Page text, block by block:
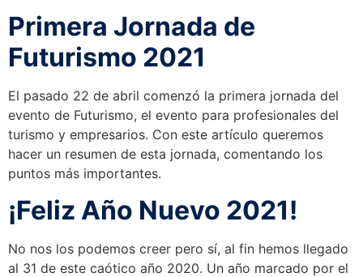
Primera Jornada de
Futurismo 2021
El pasado 22 de abril comenzó la primera jornada del
evento de Futurismo, el evento para profesionales del
turismo y empresarios. Con este artículo queremos
hacer un resumen de esta jornada, comentando los
puntos más importantes.
¡Feliz Año Nuevo 2021!
No nos los podemos creer pero sí, al fin hemos llegado
al 31 de este caótico año 2020. Un año marcado por el